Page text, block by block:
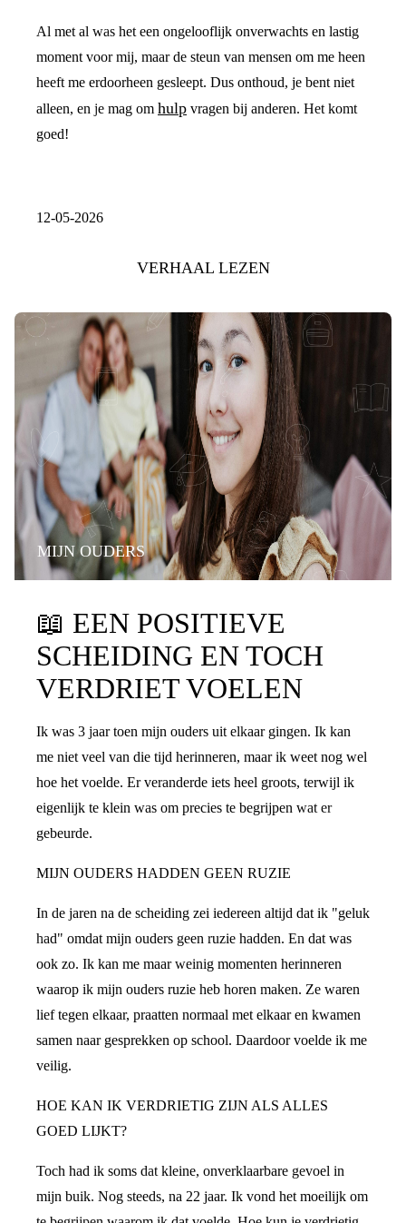
Al met al was het een ongelooflijk onverwachts en lastig
moment voor mij, maar de steun van mensen om me heen
heeft me erdoorheen gesleept. Dus onthoud, je bent niet
alleen, en je mag om hulp vragen bij anderen. Het komt
goed!
12-05-2026
VERHAAL LEZEN
MIJN OUDERS
📖 EEN POSITIEVE
SCHEIDING EN TOCH
VERDRIET VOELEN
Ik was 3 jaar toen mijn ouders uit elkaar gingen. Ik kan
me niet veel van die tijd herinneren, maar ik weet nog wel
hoe het voelde. Er veranderde iets heel groots, terwijl ik
eigenlijk te klein was om precies te begrijpen wat er
gebeurde.
MIJN OUDERS HADDEN GEEN RUZIE
In de jaren na de scheiding zei iedereen altijd dat ik "geluk
had" omdat mijn ouders geen ruzie hadden. En dat was
ook zo. Ik kan me maar weinig momenten herinneren
waarop ik mijn ouders ruzie heb horen maken. Ze waren
lief tegen elkaar, praatten normaal met elkaar en kwamen
samen naar gesprekken op school. Daardoor voelde ik me
veilig.
HOE KAN IK VERDRIETIG ZIJN ALS ALLES
GOED LIJKT?
Toch had ik soms dat kleine, onverklaarbare gevoel in
mijn buik. Nog steeds, na 22 jaar. Ik vond het moeilijk om